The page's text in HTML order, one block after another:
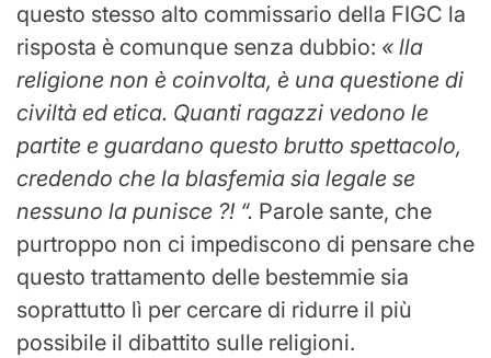
questo stesso alto commissario della FIGC la
risposta è comunque senza dubbio: « lla
religione non è coinvolta, è una questione di
civiltà ed etica. Quanti ragazzi vedono le
partite e guardano questo brutto spettacolo,
credendo che la blasfemia sia legale se
nessuno la punisce ?! “. Parole sante, che
purtroppo non ci impediscono di pensare che
questo trattamento delle bestemmie sia
soprattutto lì per cercare di ridurre il più
possibile il dibattito sulle religioni.